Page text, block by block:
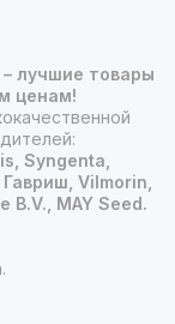
лучшие товары
ценам!
Syngenta,
Vilmorin,
B.V., MAY Seed.